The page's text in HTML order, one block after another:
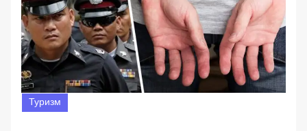
Туризм